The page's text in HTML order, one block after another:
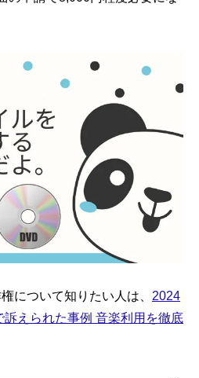
について知りたい人は、 2024
えられた事例 音楽利用を徹底